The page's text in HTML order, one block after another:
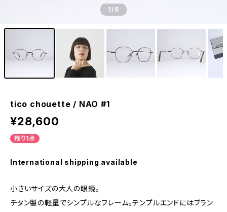
1/8
tico chouette / NAO #1
¥28,600
残り1点
International shipping available
小さいサイズの大人の眼鏡。
チタン製の軽量でシンプルなフレーム。テンプルエンドにはブラン